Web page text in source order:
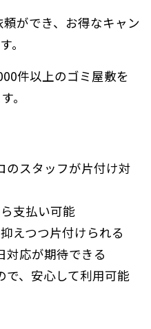
ができ、お得なキャン
。
件以上のゴミ屋敷を
。
のスタッフが片付け対
支払い可能
えつつ片付けられる
対応が期待できる
で、安心して利用可能